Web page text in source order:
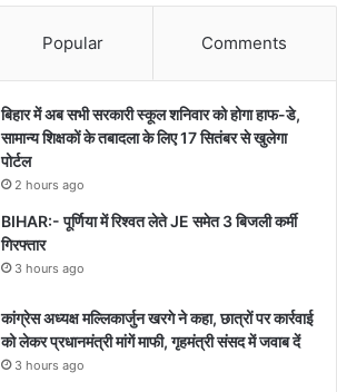
Popular Comments
बिहार में अब सभी सरकारी स्कूल शनिवार को होगा हाफ-डे,
सामान्य शिक्षकों के तबादला के लिए 17 सितंबर से खुलेगा
पोर्टल
2 hours ago
BIHAR:- पूर्णिया में रिश्वत लेते JE समेत 3 बिजली कर्मी
गिरफ्तार
3 hours ago
कांग्रेस अध्यक्ष मल्लिकार्जुन खरगे ने कहा, छात्रों पर कार्रवाई
को लेकर प्रधानमंत्री मांगें माफी, गृहमंत्री संसद में जवाब दें
3 hours ago